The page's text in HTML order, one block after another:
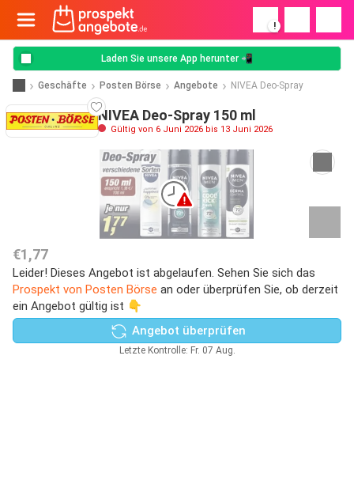
!
Laden Sie unsere App herunter 📲
Geschäfte Posten Börse Angebote NIVEA Deo-Spray
NIVEA Deo-Spray 150 ml
Gültig von 6 Juni 2026 bis 13 Juni 2026
€1,77
Leider! Dieses Angebot ist abgelaufen. Sehen Sie sich das
Prospekt von Posten Börse an oder überprüfen Sie, ob derzeit
ein Angebot gültig ist 👇
Angebot überprüfen
Letzte Kontrolle: Fr. 07 Aug.